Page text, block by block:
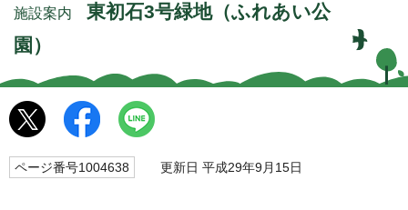
施設案内 東初石3号緑地（ふれあい公
園）
ページ番号1004638 更新日 平成29年9月15日